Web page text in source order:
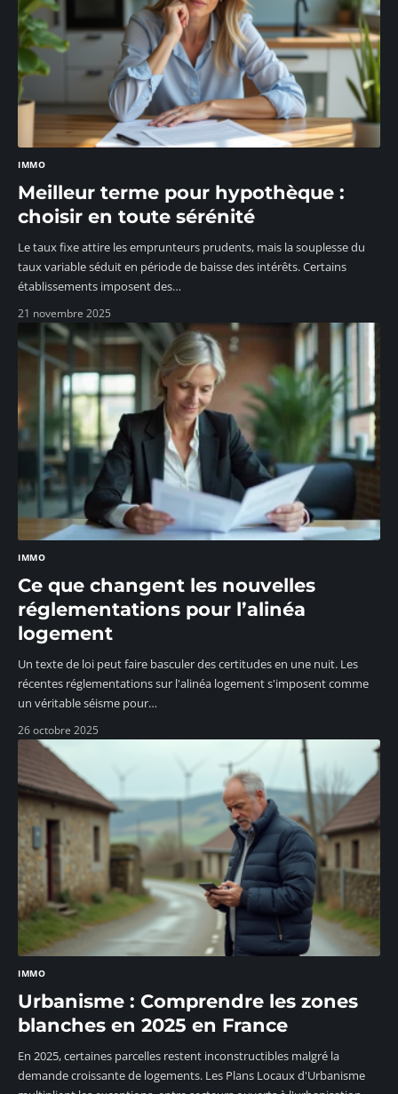
IMMO
Meilleur terme pour hypothèque :
choisir en toute sérénité
Le taux fixe attire les emprunteurs prudents, mais la souplesse du
taux variable séduit en période de baisse des intérêts. Certains
établissements imposent des…
21 novembre 2025
IMMO
Ce que changent les nouvelles
réglementations pour l’alinéa
logement
Un texte de loi peut faire basculer des certitudes en une nuit. Les
récentes réglementations sur l'alinéa logement s'imposent comme
un véritable séisme pour…
26 octobre 2025
IMMO
Urbanisme : Comprendre les zones
blanches en 2025 en France
En 2025, certaines parcelles restent inconstructibles malgré la
demande croissante de logements. Les Plans Locaux d'Urbanisme